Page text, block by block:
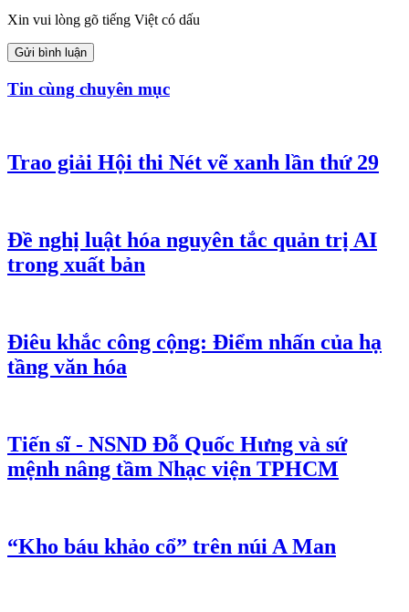
Xin vui lòng gõ tiếng Việt có dấu
Gửi bình luận
Tin cùng chuyên mục
Trao giải Hội thi Nét vẽ xanh lần thứ 29
Đề nghị luật hóa nguyên tắc quản trị AI
trong xuất bản
Điêu khắc công cộng: Điểm nhấn của hạ
tầng văn hóa
Tiến sĩ - NSND Đỗ Quốc Hưng và sứ
mệnh nâng tầm Nhạc viện TPHCM
“Kho báu khảo cổ” trên núi A Man